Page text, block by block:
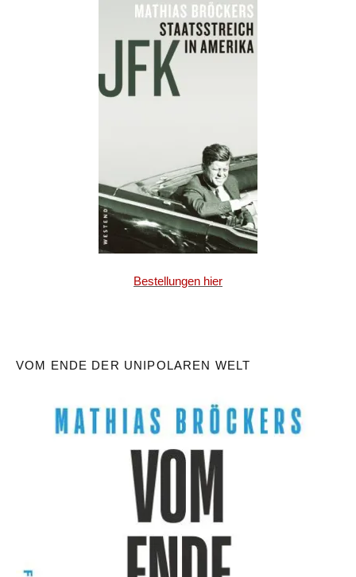
Bestellungen hier
VOM ENDE DER UNIPOLAREN WELT